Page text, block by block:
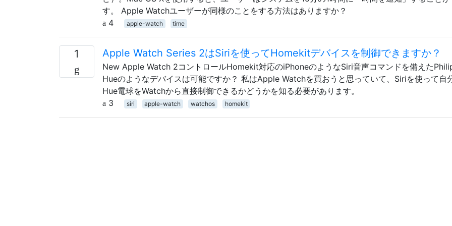
す。 Apple Watchユーザーが同様のことをする方法はありますか？
4
apple-watch time
1 Apple Watch Series 2はSiriを使ってHomekitデバイスを制御できますか？
New Apple Watch 2コントロールHomekit対応のiPhoneのようなSiri音声コマンドを備えた
Hueのようなデバイスは可能ですか？ 私はApple Watchを買おうと思っていて、Siriを使って自
Hue電球をWatchから直接制御できるかどうかを知る必要があります。
3
siri apple-watch watchos homekit